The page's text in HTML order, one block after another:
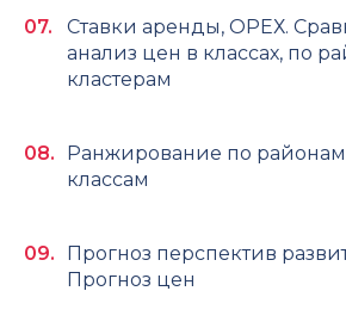
Ставки аренды, ОРЕХ.
анализ цен в классах, по
кластерам
Ранжирование по
классам
Прогноз перспектив
Прогноз цен